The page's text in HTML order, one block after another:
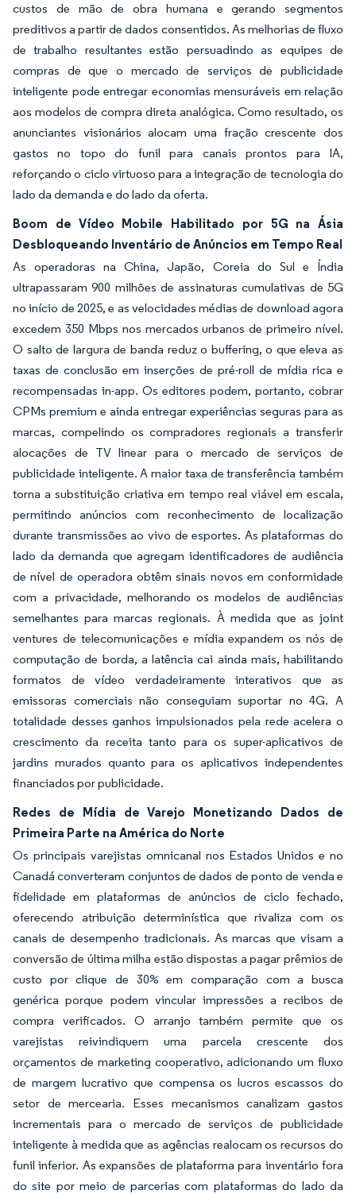
custos de mão de obra humana e gerando segmentos
preditivos a partir de dados consentidos. As melhorias de fluxo
de trabalho resultantes estão persuadindo as equipes de
compras de que o mercado de serviços de publicidade
inteligente pode entregar economias mensuráveis em relação
aos modelos de compra direta analógica. Como resultado, os
anunciantes visionários alocam uma fração crescente dos
gastos no topo do funil para canais prontos para IA,
reforçando o ciclo virtuoso para a integração de tecnologia do
lado da demanda e do lado da oferta.
Boom de Vídeo Mobile Habilitado por 5G na Ásia
Desbloqueando Inventário de Anúncios em Tempo Real
As operadoras na China, Japão, Coreia do Sul e Índia
ultrapassaram 900 milhões de assinaturas cumulativas de 5G
no início de 2025, e as velocidades médias de download agora
excedem 350 Mbps nos mercados urbanos de primeiro nível.
O salto de largura de banda reduz o buffering, o que eleva as
taxas de conclusão em inserções de pré-roll de mídia rica e
recompensadas in-app. Os editores podem, portanto, cobrar
CPMs premium e ainda entregar experiências seguras para as
marcas, compelindo os compradores regionais a transferir
alocações de TV linear para o mercado de serviços de
publicidade inteligente. A maior taxa de transferência também
torna a substituição criativa em tempo real viável em escala,
permitindo anúncios com reconhecimento de localização
durante transmissões ao vivo de esportes. As plataformas do
lado da demanda que agregam identificadores de audiência
de nível de operadora obtêm sinais novos em conformidade
com a privacidade, melhorando os modelos de audiências
semelhantes para marcas regionais. À medida que as joint
ventures de telecomunicações e mídia expandem os nós de
computação de borda, a latência cai ainda mais, habilitando
formatos de vídeo verdadeiramente interativos que as
emissoras comerciais não conseguiam suportar no 4G. A
totalidade desses ganhos impulsionados pela rede acelera o
crescimento da receita tanto para os super-aplicativos de
jardins murados quanto para os aplicativos independentes
financiados por publicidade.
Redes de Mídia de Varejo Monetizando Dados de
Primeira Parte na América do Norte
Os principais varejistas omnicanal nos Estados Unidos e no
Canadá converteram conjuntos de dados de ponto de venda e
fidelidade em plataformas de anúncios de ciclo fechado,
oferecendo atribuição determinística que rivaliza com os
canais de desempenho tradicionais. As marcas que visam a
conversão de última milha estão dispostas a pagar prêmios de
custo por clique de 30% em comparação com a busca
genérica porque podem vincular impressões a recibos de
compra verificados. O arranjo também permite que os
varejistas reivindiquem uma parcela crescente dos
orçamentos de marketing cooperativo, adicionando um fluxo
de margem lucrativo que compensa os lucros escassos do
setor de mercearia. Esses mecanismos canalizam gastos
incrementais para o mercado de serviços de publicidade
inteligente à medida que as agências realocam os recursos do
funil inferior. As expansões de plataforma para inventário fora
do site por meio de parcerias com plataformas do lado da